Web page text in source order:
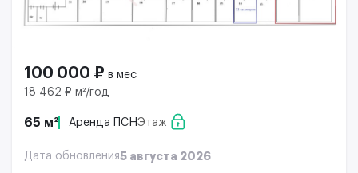
100 000 ₽ в мес
18 462 ₽ м²/год
65 м² Аренда ПСНЭтаж
Дата обновления5 августа 2026